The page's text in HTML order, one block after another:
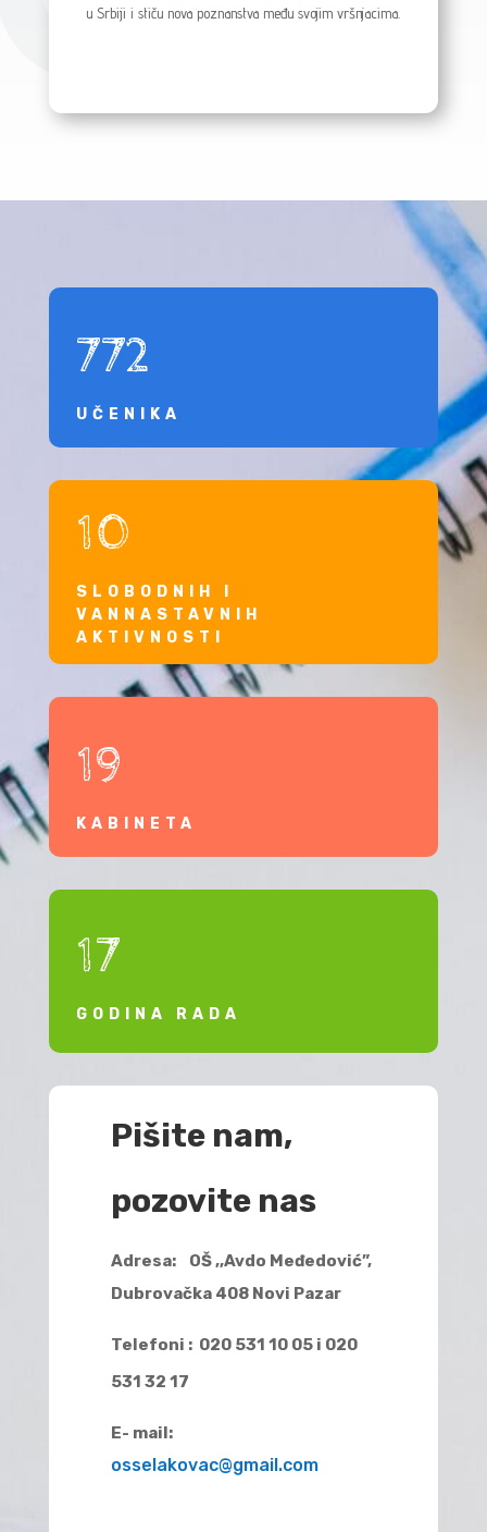
u Srbiji i stiču nova poznanstva među svojim vršnjacima.
772
UČENIKA
10
SLOBODNIH I
VANNASTAVNIH
AKTIVNOSTI
19
KABINETA
17
GODINA RADA
Pišite nam,
pozovite nas
Adresa: OŠ ,,Avdo Međedović”,
Dubrovačka 408 Novi Pazar
Telefoni : 020 531 10 05 i 020
531 32 17
E- mail:
osselakovac@gmail.com